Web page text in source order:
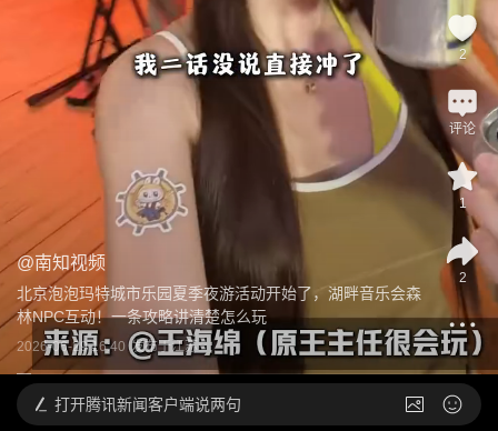
@南知视频
北京泡泡玛特城市乐园夏季夜游活动开始了，湖畔音乐会森
林NPC互动！一条攻略讲清楚怎么玩
2026-06-29 16:40 发布于江苏
2
评论
1
2
打开腾讯新闻客户端说两句